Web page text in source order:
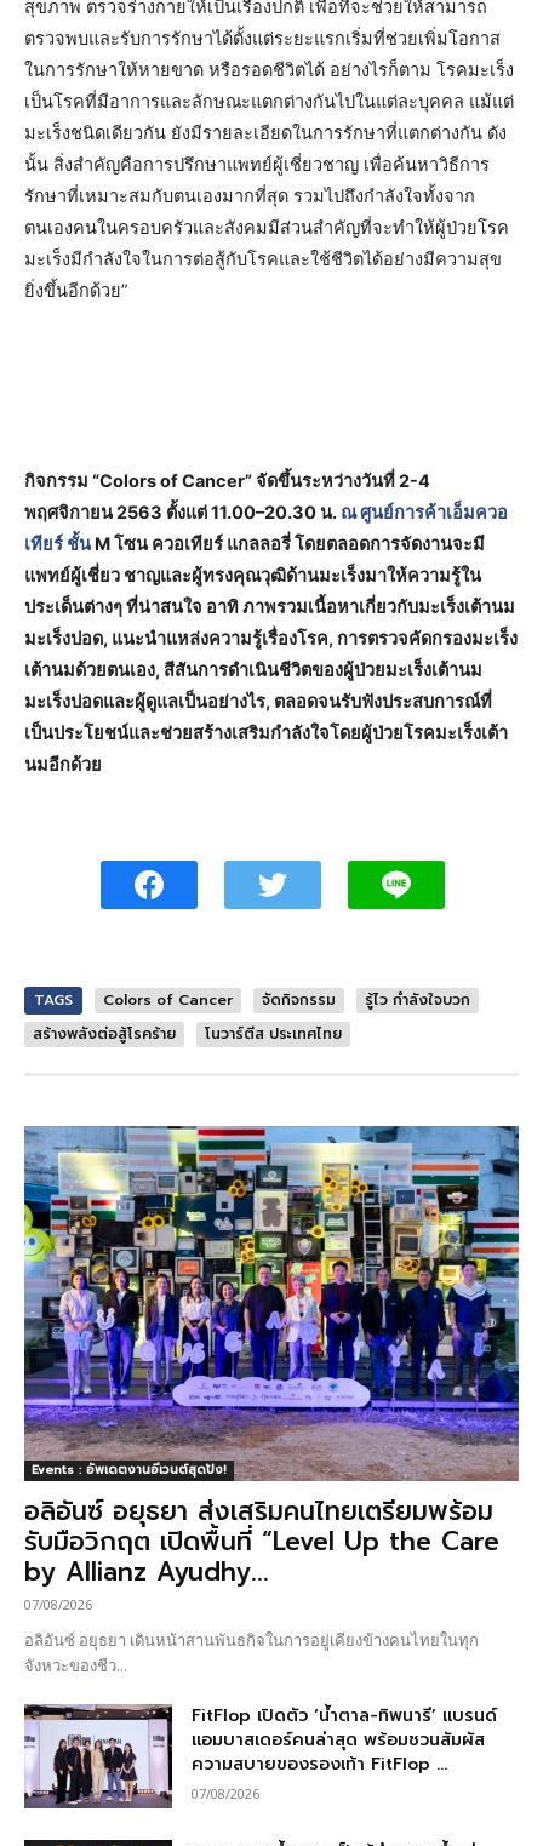
สุขภาพ ตรวจร่างกายให้เป็นเรื่องปกติ เพื่อที่จะช่วยให้สามารถ
ตรวจพบและรับการรักษาได้ตั้งแต่ระยะแรกเริ่มที่ช่วยเพิ่มโอกาส
ในการรักษาให้หายขาด หรือรอดชีวิตได้ อย่างไรก็ตาม โรคมะเร็ง
เป็นโรคที่มีอาการและลักษณะแตกต่างกันไปในแต่ละบุคคล แม้แต่
มะเร็งชนิดเดียวกัน ยังมีรายละเอียดในการรักษาที่แตกต่างกัน ดัง
นั้น สิ่งสำคัญคือการปรึกษาแพทย์ผู้เชี่ยวชาญ เพื่อค้นหาวิธีการ
รักษาที่เหมาะสมกับตนเองมากที่สุด รวมไปถึงกำลังใจทั้งจาก
ตนเองคนในครอบครัวและสังคมมีส่วนสำคัญที่จะทำให้ผู้ป่วยโรค
มะเร็งมีกำลังใจในการต่อสู้กับโรคและใช้ชีวิตได้อย่างมีความสุข
ยิ่งขึ้นอีกด้วย”
กิจกรรม “Colors of Cancer” จัดขึ้นระหว่างวันที่ 2-4
พฤศจิกายน 2563 ตั้งแต่ 11.00–20.30 น. ณ ศูนย์การค้าเอ็มควอ
เทียร์ ชั้น M โซน ควอเทียร์ แกลลอรี่ โดยตลอดการจัดงานจะมี
แพทย์ผู้เชี่ยว ชาญและผู้ทรงคุณวุฒิด้านมะเร็งมาให้ความรู้ใน
ประเด็นต่างๆ ที่น่าสนใจ อาทิ ภาพรวมเนื้อหาเกี่ยวกับมะเร็งเต้านม
มะเร็งปอด, แนะนำแหล่งความรู้เรื่องโรค, การตรวจคัดกรองมะเร็ง
เต้านมด้วยตนเอง, สีสันการดำเนินชีวิตของผู้ป่วยมะเร็งเต้านม
มะเร็งปอดและผู้ดูแลเป็นอย่างไร, ตลอดจนรับฟังประสบการณ์ที่
เป็นประโยชน์และช่วยสร้างเสริมกำลังใจโดยผู้ป่วยโรคมะเร็งเต้า
นมอีกด้วย
TAGS Colors of Cancer จัดกิจกรรม
รู้ไว กำลังใจบวก
สร้างพลังต่อสู้โรคร้าย
โนวาร์ตีส ประเทศไทย
Events : อัพเดตงานอีเวนต์สุดปัง!
อลิอันซ์ อยุธยา ส่งเสริมคนไทยเตรียมพร้อม
รับมือวิกฤต เปิดพื้นที่ “Level Up the Care
by Allianz Ayudhy...
07/08/2026
อลิอันซ์ อยุธยา เดินหน้าสานพันธกิจในการอยู่เคียงข้างคนไทยในทุก
จังหวะของชีว...
FitFlop เปิดตัว ‘น้ำตาล-ทิพนารี’ แบรนด์
แอมบาสเดอร์คนล่าสุด พร้อมชวนสัมผัส
ความสบายของรองเท้า FitFlop ...
07/08/2026